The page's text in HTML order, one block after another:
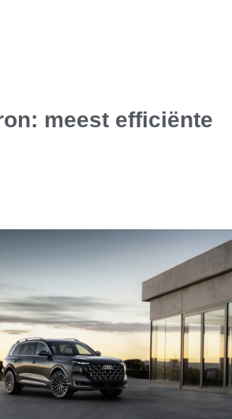
meest efficiënte